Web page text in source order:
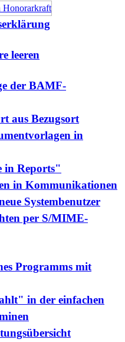
leeren
der BAMF-
aus Bezugsort
in
in Reports"
in Kommunikationen
Systembenutzer
per S/MIME-
Programms mit
in der einfachen